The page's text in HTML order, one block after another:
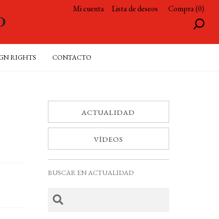
Mi cuenta Lista de deseos Compra (0)
RIGHTS CONTACTO
ACTUALIDAD
VÍDEOS
BUSCAR EN ACTUALIDAD